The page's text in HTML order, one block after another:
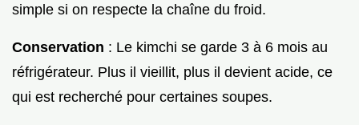
simple si on respecte la chaîne du froid.
Conservation : Le kimchi se garde 3 à 6 mois au
réfrigérateur. Plus il vieillit, plus il devient acide, ce
qui est recherché pour certaines soupes.